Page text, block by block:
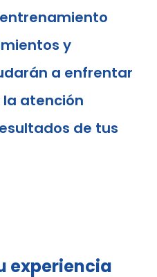
y
a enfrentar
atención
de tus
experiencia